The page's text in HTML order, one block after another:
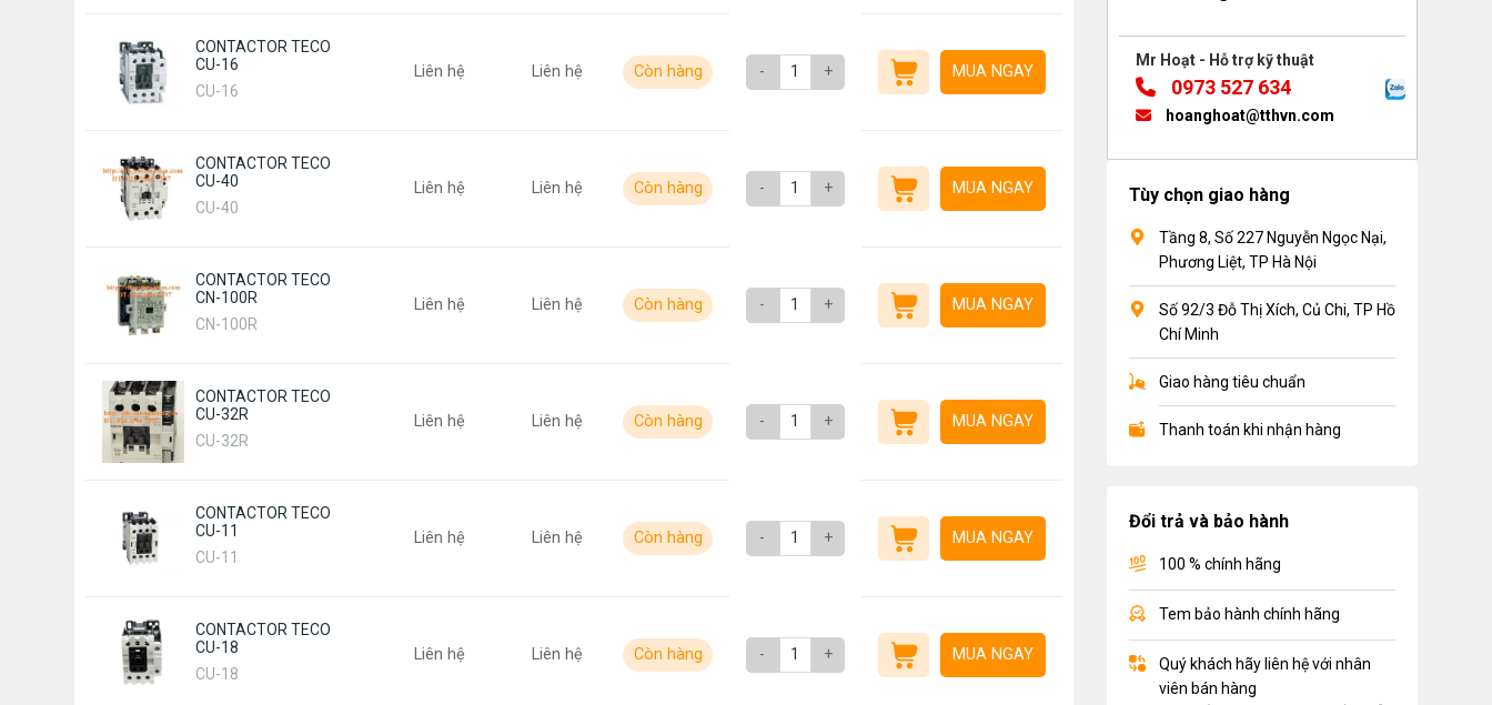
CONTACTOR TECO
CU-16
CU-16
Liên hệ Liên hệ Còn hàng - + MUA NGAY
CONTACTOR TECO
CU-40
CU-40
Liên hệ Liên hệ Còn hàng - + MUA NGAY
CONTACTOR TECO
CN-100R
CN-100R
Liên hệ Liên hệ Còn hàng - + MUA NGAY
CONTACTOR TECO
CU-32R
CU-32R
Liên hệ Liên hệ Còn hàng - + MUA NGAY
CONTACTOR TECO
CU-11
CU-11
Liên hệ Liên hệ Còn hàng - + MUA NGAY
CONTACTOR TECO
CU-18
CU-18
Liên hệ Liên hệ Còn hàng - + MUA NGAY
Mr Hoạt - Hỗ trợ kỹ thuật
0973 527 634
hoanghoat@tthvn.com
Tùy chọn giao hàng
Tầng 8, Số 227 Nguyễn Ngọc Nại,
Phương Liệt, TP Hà Nội
Số 92/3 Đỗ Thị Xích, Củ Chi, TP Hồ
Chí Minh
Giao hàng tiêu chuẩn
Thanh toán khi nhận hàng
Đổi trả và bảo hành
100 % chính hãng
Tem bảo hành chính hãng
Quý khách hãy liên hệ với nhân
viên bán hàng